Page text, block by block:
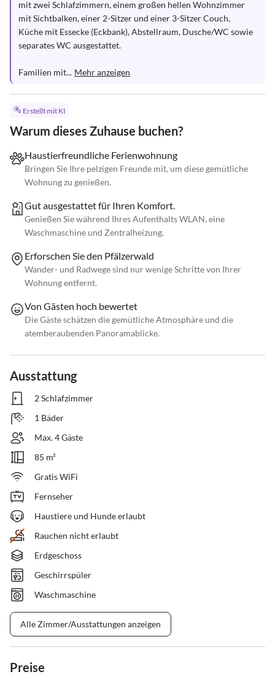
mit zwei Schlafzimmern, einem großen hellen Wohnzimmer
mit Sichtbalken, einer 2-Sitzer und einer 3-Sitzer Couch,
Küche mit Essecke (Eckbank), Abstellraum, Dusche/WC sowie
separates WC ausgestattet.
Familien mit... Mehr anzeigen
Erstellt mit KI
Warum dieses Zuhause buchen?
Haustierfreundliche Ferienwohnung
Bringen Sie Ihre pelzigen Freunde mit, um diese gemütliche
Wohnung zu genießen.
Gut ausgestattet für Ihren Komfort.
Genießen Sie während Ihres Aufenthalts WLAN, eine
Waschmaschine und Zentralheizung.
Erforschen Sie den Pfälzerwald
Wander- und Radwege sind nur wenige Schritte von Ihrer
Wohnung entfernt.
Von Gästen hoch bewertet
Die Gäste schätzen die gemütliche Atmosphäre und die
atemberaubenden Panoramablicke.
Ausstattung
2 Schlafzimmer
1 Bäder
Max. 4 Gäste
85 m²
Gratis WiFi
Fernseher
Haustiere und Hunde erlaubt
Rauchen nicht erlaubt
Erdgeschoss
Geschirrspüler
Waschmaschine
Alle Zimmer/Ausstattungen anzeigen
Preise